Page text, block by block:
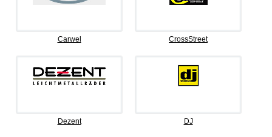
Carwel CrossStreet
Dezent DJ